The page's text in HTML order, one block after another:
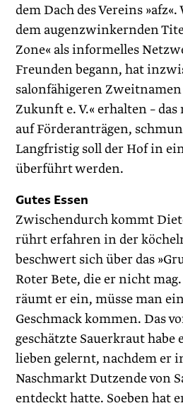
dem Dach des Vereins
dem augenzwinkernden
Zone« als informelles
Freunden begann, hat
salonfähigeren
Zukunft e. V.« erhalten – das
auf Förderanträgen,
Langfristig soll der Hof in
überführt werden.
Gutes Essen
Zwischendurch kommt
rührt erfahren in der
beschwert sich über das
Roter Bete, die er nicht
räumt er ein, müsse man
Geschmack kommen. Das
geschätzte Sauerkraut
lieben gelernt, nachdem er
Naschmarkt Dutzende von
entdeckt hatte. Soeben hat